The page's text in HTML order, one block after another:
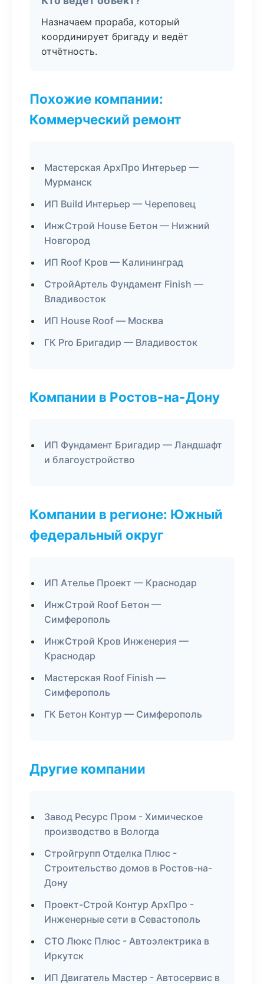
Назначаем прораба, который
координирует бригаду и ведёт
отчётность.
Похожие компании:
Коммерческий ремонт
Мастерская АрхПро Интерьер —
Мурманск
ИП Build Интерьер — Череповец
ИнжСтрой House Бетон — Нижний
Новгород
ИП Roof Кров — Калининград
СтройАртель Фундамент Finish —
Владивосток
ИП House Roof — Москва
ГК Pro Бригадир — Владивосток
Компании в Ростов-на-Дону
ИП Фундамент Бригадир — Ландшафт
и благоустройство
Компании в регионе: Южный
федеральный округ
ИП Ателье Проект — Краснодар
ИнжСтрой Roof Бетон —
Симферополь
ИнжСтрой Кров Инженерия —
Краснодар
Мастерская Roof Finish —
Симферополь
ГК Бетон Контур — Симферополь
Другие компании
Завод Ресурс Пром - Химическое
производство в Вологда
Стройгрупп Отделка Плюс -
Строительство домов в Ростов-на-
Дону
Проект-Строй Контур АрхПро -
Инженерные сети в Севастополь
СТО Люкс Плюс - Автоэлектрика в
Иркутск
ИП Двигатель Мастер - Автосервис в